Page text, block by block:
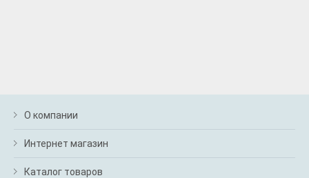
О компании
Интернет магазин
Каталог товаров